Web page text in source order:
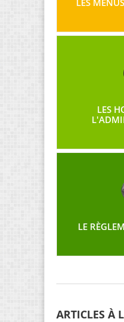
LES
LE
ARTICLES À